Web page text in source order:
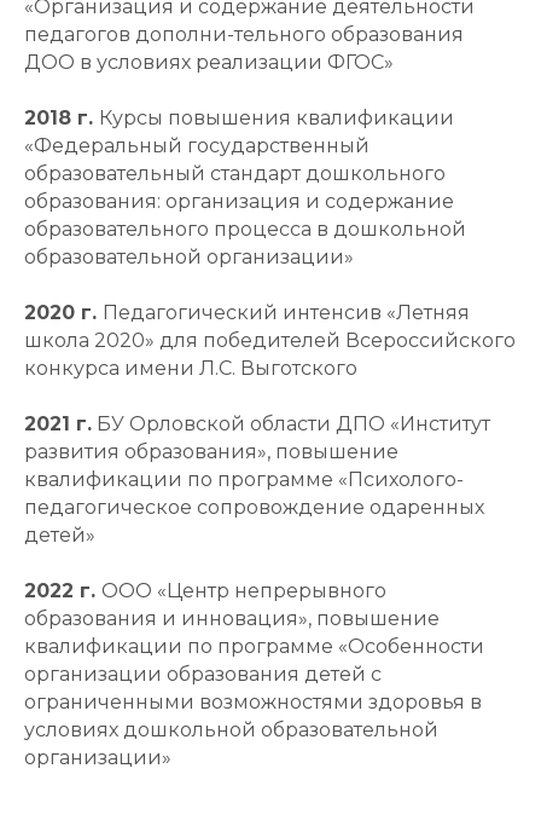
«Организация и содержание деятельности
педагогов дополни-тельного образования
ДОО в условиях реализации ФГОС»
2018 г. Курсы повышения квалификации
«Федеральный государственный
образовательный стандарт дошкольного
образования: организация и содержание
образовательного процесса в дошкольной
образовательной организации»
2020 г. Педагогический интенсив «Летняя
школа 2020» для победителей Всероссийского
конкурса имени Л.С. Выготского
2021 г. БУ Орловской области ДПО «Институт
развития образования», повышение
квалификации по программе «Психолого-
педагогическое сопровождение одаренных
детей»
2022 г. ООО «Центр непрерывного
образования и инновация», повышение
квалификации по программе «Особенности
организации образования детей с
ограниченными возможностями здоровья в
условиях дошкольной образовательной
организации»